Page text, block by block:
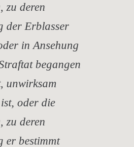
zu deren
der Erblasser
in Ansehung
begangen
unwirksam
oder die
zu deren
er bestimmt